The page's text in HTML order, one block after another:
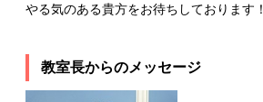
やる気のある貴方をお待ちしております！
教室長からのメッセージ